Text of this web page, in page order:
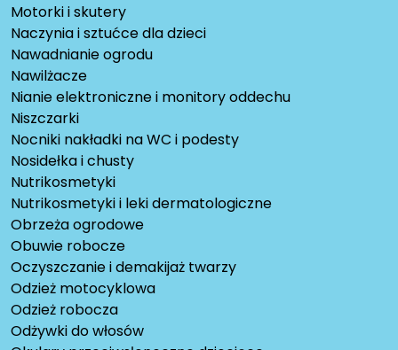
Motorki i skutery
Naczynia i sztućce dla dzieci
Nawadnianie ogrodu
Nawilżacze
Nianie elektroniczne i monitory oddechu
Niszczarki
Nocniki nakładki na WC i podesty
Nosidełka i chusty
Nutrikosmetyki
Nutrikosmetyki i leki dermatologiczne
Obrzeża ogrodowe
Obuwie robocze
Oczyszczanie i demakijaż twarzy
Odzież motocyklowa
Odzież robocza
Odżywki do włosów